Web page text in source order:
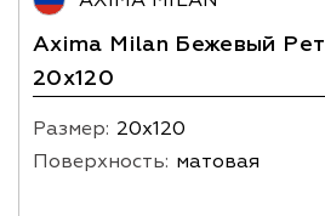
Axima Milan Бежевый
20x120
Размер: 20х120
Поверхность: матовая